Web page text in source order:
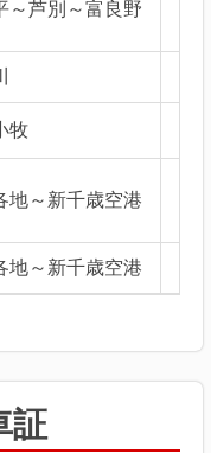
～芦別～富良野
牧
地～新千歳空港
地～新千歳空港
証